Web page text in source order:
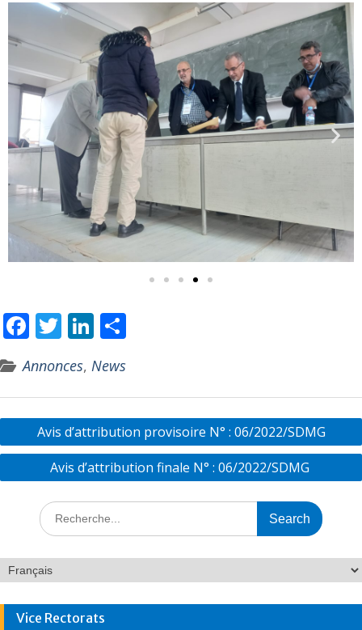
F
e
b
o
o
k
T
itt
er
Li
n
k
e
dI
n
g
er
Annonces, News
Avis d’attribution provisoire N° : 06/2022/SDMG
Avis d’attribution finale N° : 06/2022/SDMG
Vice Rectorats